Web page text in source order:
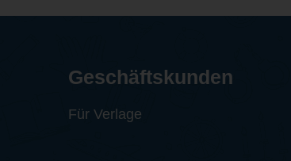
Geschäftskunden
Für Verlage